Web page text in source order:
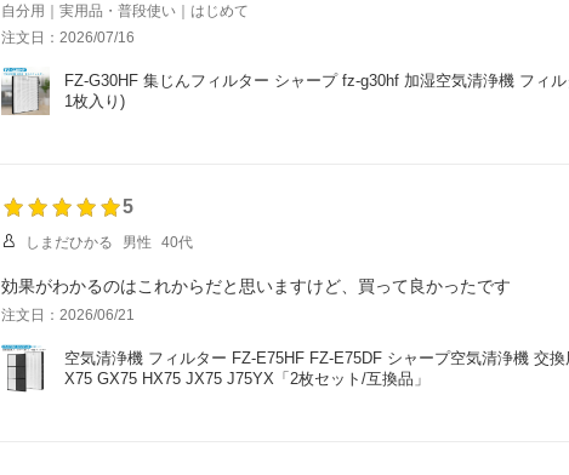
自分用｜実用品・普段使い｜はじめて
注文日：2026/07/16
FZ-G30HF 集じんフィルター シャープ fz-g30hf 加湿空気清浄機 フィ
1枚入り)
5
しまだひかる 男性 40代
効果がわかるのはこれからだと思いますけど、買って良かったです
注文日：2026/06/21
空気清浄機 フィルター FZ-E75HF FZ-E75DF シャープ空気清浄機 交
X75 GX75 HX75 JX75 J75YX「2枚セット/互換品」